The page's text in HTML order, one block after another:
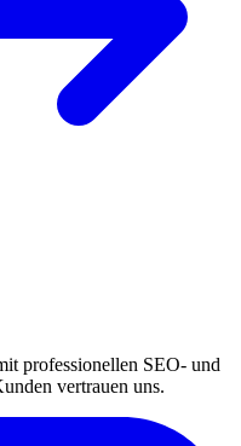
professionellen SEO- und
vertrauen uns.